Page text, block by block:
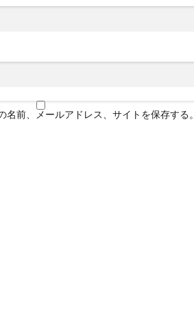
前、メールアドレス、サイトを保存する。